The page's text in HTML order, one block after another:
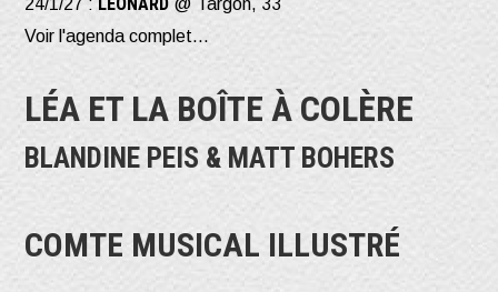
Voir l'agenda complet...
LÉA ET LA BOÎTE À COLÈRE
BLANDINE PEIS & MATT BOHERS
COMTE MUSICAL ILLUSTRÉ